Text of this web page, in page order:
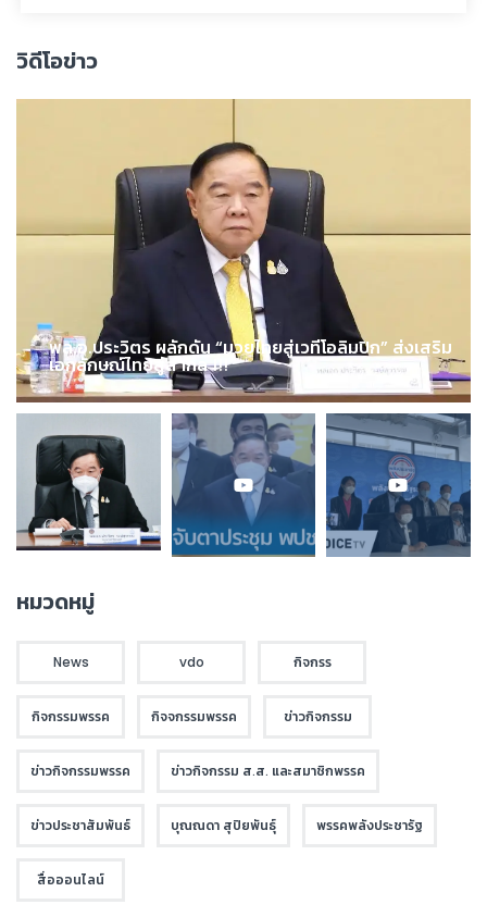
วิดีโอข่าว
พล.อ.ประวิตร ผลักดัน “มวยไทยสู่เวทีโอลิมปิก” ส่งเสริม
เอกลักษณ์ไทยสู่สากล !!!
หมวดหมู่
News vdo กิจกรร
กิจกรรมพรรค กิจจกรรมพรรค ข่าวกิจกรรม
ข่าวกิจกรรมพรรค ข่าวกิจกรรม ส.ส. และสมาชิกพรรค
ข่าวประชาสัมพันธ์ บุณณดา สุปิยพันธุ์ พรรคพลังประชารัฐ
สื่อออนไลน์